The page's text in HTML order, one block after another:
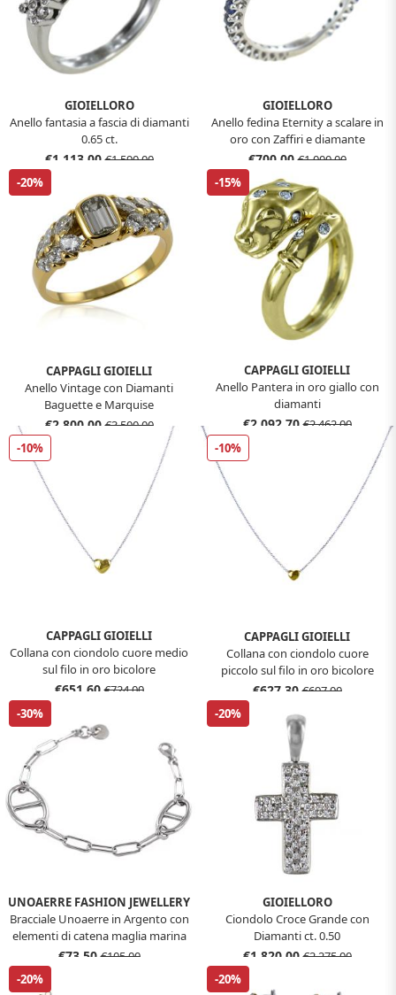
GIOIELLORO
Anello fantasia a fascia di diamanti
0.65 ct.
€1.113,00€1.590,00
GIOIELLORO
Anello fedina Eternity a scalare in
oro con Zaffiri e diamante
€700,00€1.000,00
-20%
CAPPAGLI GIOIELLI
Anello Vintage con Diamanti
Baguette e Marquise
€2.800,00€3.500,00
-15%
CAPPAGLI GIOIELLI
Anello Pantera in oro giallo con
diamanti
€2.092,70€2.462,00
-10%
CAPPAGLI GIOIELLI
Collana con ciondolo cuore medio
sul filo in oro bicolore
€651,60€724,00
-10%
CAPPAGLI GIOIELLI
Collana con ciondolo cuore
piccolo sul filo in oro bicolore
€627,30€697,00
-30%
UNOAERRE FASHION JEWELLERY
Bracciale Unoaerre in Argento con
elementi di catena maglia marina
alternata
€73,50€105,00
-20%
GIOIELLORO
Ciondolo Croce Grande con
Diamanti ct. 0.50
€1.820,00€2.275,00
-20%
-20%